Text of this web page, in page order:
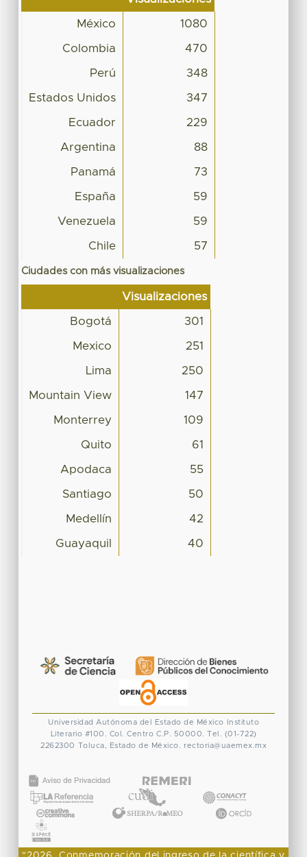
México 1080
Colombia 470
Perú 348
Estados Unidos 347
Ecuador 229
Argentina 88
Panamá 73
España 59
Venezuela 59
Chile 57
Ciudades con más visualizaciones
Visualizaciones
Bogotá 301
Mexico 251
Lima 250
Mountain View 147
Monterrey 109
Quito 61
Apodaca 55
Santiago 50
Medellín 42
Guayaquil 40
Universidad Autónoma del Estado de México
Instituto
Literario #100. Col. Centro C.P. 50000. Tel. (01-722)
2262300 Toluca, Estado de México. rectoria@uaemex.mx